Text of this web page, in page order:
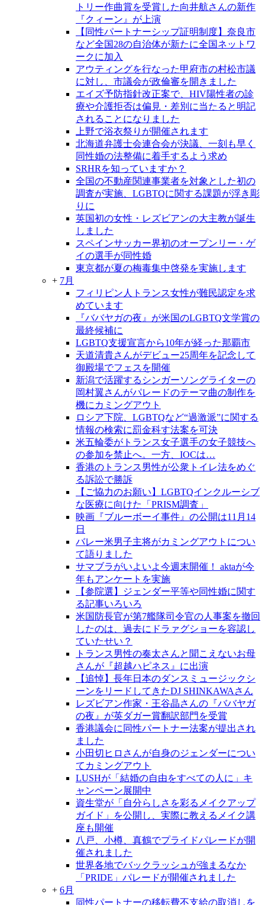
トリー作曲賞を受賞した向井航さんの新作
『クィーン』が上演
【同性パートナーシップ証明制度】奈良市
など全国28の自治体が新たに全国ネットワ
ークに加入
アウティングを行なった甲府市の村松市議
に対し、市議会が政倫審を開きました
エイズ予防指針改正案で、HIV陽性者の診
療や介護拒否は偏見・差別に当たると明記
されることになりました
上野で浴衣祭りが開催されます
北海道弁護士会連合会が決議、一刻も早く
同性婚の法整備に着手するよう求め
SRHRを知っていますか？
全国の不動産関連事業者を対象とした初の
調査が実施、LGBTQに関する課題が浮き彫
りに
英国初の女性・レズビアンの大主教が誕生
しました
スペインサッカー界初のオープンリー・ゲ
イの選手が同性婚
東京都が夏の梅毒集中啓発を実施します
+ 7月
フィリピン人トランス女性が難民認定を求
めています
『ババヤガの夜』が米国のLGBTQ文学賞の
最終候補に
LGBTQ支援宣言から10年が経った那覇市
天道清貴さんがデビュー25周年を記念して
御殿場でフェスを開催
新潟で活躍するシンガーソングライターの
岡村翼さんがパレードのテーマ曲の制作を
機にカミングアウト
ロシア下院、LGBTQなど“過激派”に関する
情報の検索に罰金科す法案を可決
米五輪委がトランス女子選手の女子競技へ
の参加を禁止へ。一方、IOCは…
香港のトランス男性が公衆トイレ法をめぐ
る訴訟で勝訴
【ご協力のお願い】LGBTQインクルーシブ
な医療に向けた「PRISM調査」
映画『ブルーボーイ事件』の公開は11月14
日
バレー米男子主将がカミングアウトについ
て語りました
サマブラがいよいよ今週末開催！ aktaが今
年もアンケートを実施
【参院選】ジェンダー平等や同性婚に関す
る記事いろいろ
米国防長官が第7艦隊司令官の人事案を撤回
したのは、過去にドラァグショーを容認し
ていたせい？
トランス男性の奏太さんと聞こえないお母
さんが『超越ハピネス』に出演
【追悼】長年日本のダンスミュージックシ
ーンをリードしてきたDJ SHINKAWAさん
レズビアン作家・王谷晶さんの『ババヤガ
の夜』が英ダガー賞翻訳部門を受賞
香港議会に同性パートナー法案が提出され
ました
小田切ヒロさんが自身のジェンダーについ
てカミングアウト
LUSHが「結婚の自由をすべての人に」キ
ャンペーン展開中
資生堂が「自分らしさを彩るメイクアップ
ガイド」を公開し、実際に教えるメイク講
座も開催
八戸、小樽、真鶴でプライドパレードが開
催されました
世界各地でバックラッシュが強まるなか
「PRIDE」パレードが開催されました
+ 6月
同性パートナーの移転費不支給の取消しを